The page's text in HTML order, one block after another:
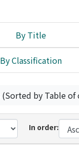
By Title
By Classification
by Table of
In order: